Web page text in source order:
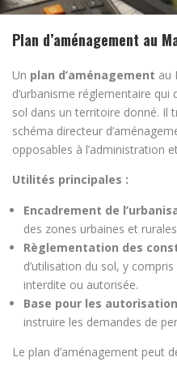
Plan d’aménagement au
Un plan d’aménagement au
d’urbanisme réglementaire qui
sol dans un territoire donné. Il
schéma directeur
opposables à l’administration
Utilités principales :
Encadrement de
des zones urbaines et
Règlementation des
d’utilisation du sol, y
interdite ou autorisée.
Base pour les
instruire les demandes de
Le plan d’aménagement peut